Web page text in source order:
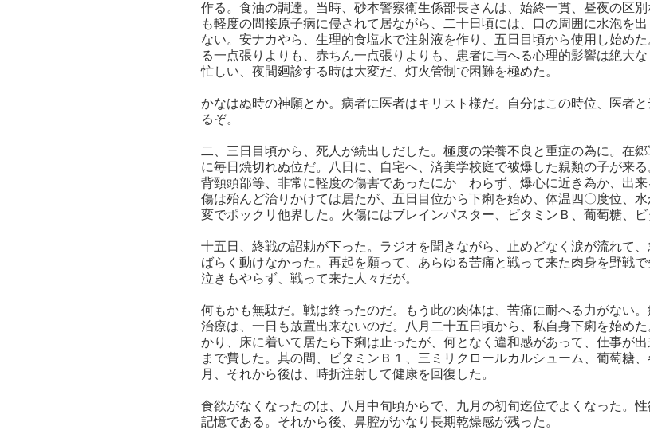
作る。食油の調達。当時、砂本警察衛生係部長さんは、始終一貫、昼夜の区
も軽度の間接原子病に侵されて居ながら、二十日頃には、口の周囲に水泡を
ない。安ナカやら、生理的食塩水で注射液を作り、五日目頃から使用し始め
る一点張りよりも、赤ちん一点張りよりも、患者に与へる心理的影響は絶大
忙しい、夜間廻診する時は大変だ、灯火管制で困難を極めた。
かなはぬ時の神願とか。病者に医者はキリスト様だ。自分はこの時位、医者
るぞ。
二、三日目頃から、死人が続出しだした。極度の栄養不良と重症の為に。在
に毎日焼切れぬ位だ。八日に、自宅へ、済美学校庭で被爆した親類の子が来
背頸頭部等、非常に軽度の傷害であったにかゝわらず、爆心に近き為か、出
傷は殆んど治りかけては居たが、五日目位から下痢を始め、体温四〇度位、
変でポックリ他界した。火傷にはブレインパスター、ビタミンＢ、葡萄糖、ビ
十五日、終戦の詔勅が下った。ラジオを聞きながら、止めどなく涙が流れて
ばらく動けなかった。再起を願って、あらゆる苦痛と戦って来た肉身を野戦
泣きもやらず、戦って来た人々だが。
何もかも無駄だ。戦は終ったのだ。もう此の肉体は、苦痛に耐へる力がない
治療は、一日も放置出来ないのだ。八月二十五日頃から、私自身下痢を始め
かり、床に着いて居たら下痢は止ったが、何となく違和感があって、仕事が
まで費した。其の間、ビタミンＢ１、三ミリクロールカルシューム、葡萄糖
月、それから後は、時折注射して健康を回復した。
食欲がなくなったのは、八月中旬頃からで、九月の初旬迄位でよくなった。
記憶である。それから後、鼻腔がかなり長期乾燥感が残った。